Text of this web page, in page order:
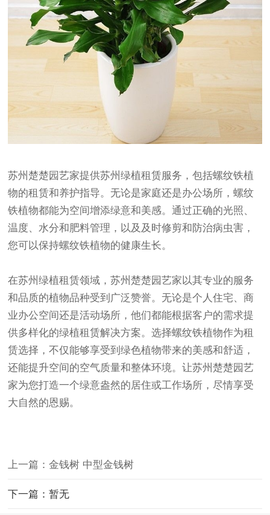
苏州楚楚园艺家提供苏州绿植租赁服务，包括螺纹铁植
物的租赁和养护指导。无论是家庭还是办公场所，螺纹
铁植物都能为空间增添绿意和美感。通过正确的光照、
温度、水分和肥料管理，以及及时修剪和防治病虫害，
您可以保持螺纹铁植物的健康生长。
在苏州绿植租赁领域，苏州楚楚园艺家以其专业的服务
和品质的植物品种受到广泛赞誉。无论是个人住宅、商
业办公空间还是活动场所，他们都能根据客户的需求提
供多样化的绿植租赁解决方案。选择螺纹铁植物作为租
赁选择，不仅能够享受到绿色植物带来的美感和舒适，
还能提升空间的空气质量和整体环境。让苏州楚楚园艺
家为您打造一个绿意盎然的居住或工作场所，尽情享受
大自然的恩赐。
上一篇：金钱树 中型金钱树
下一篇：暂无